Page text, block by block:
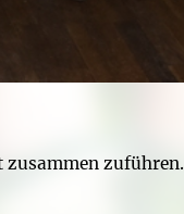
zusammen zuführen.